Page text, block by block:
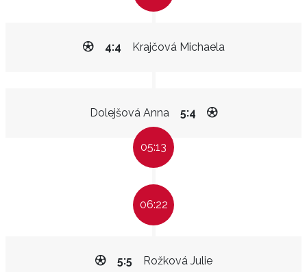
Krajčová Michaela
4:4
Dolejšová Anna 5:4
05:13
06:22
Rožková Julie
5:5